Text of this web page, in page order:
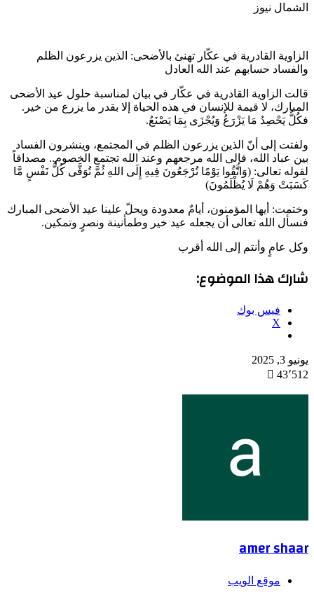
الشمال نيوز
الزاوية القادرية في عكّار تهنئ بالأضحى: الذين يزرعون الظلم
والفساد حسابهم عند الله العادل
قالت الزاوية القادرية في عكّار في بيان لمناسبة حلول عيد الأضحى
المبارك، لا قيمة للإنسان في هذه الحياة إلا بقدر ما يزرع من خير.
فكُلٌّ يَحْصِدُ مَا يَزْرَعُ وَيُجْزَى بِمَا يَصْنَعُ.
ولفتت إلى أنّ الذين يزرعون الظلم في المجتمع، وينشرون الفساد
بين عباد الله، فإلى الله مرجعهم وعند الله تجتمع الخصوم.. مصداقاً
لقوله تعالى: (وَاتَّقُوا يَوْمًا تُرْجَعُونَ فِيهِ إِلَى اللهِ ثُمَّ تُوَفَّى كُلُّ نَفْسٍ مَّا
كَسَبَتْ وَهُمْ لَا يُظْلَمُونَ)
وختمت: أيها المؤمنون، أيامٌ معدودة ويحلّ علينا عيد الأضحى المبارك
فنسأل الله تعالى أن يجعله عيد خير وطمأنينة ونصرٍ وتمكين.
وكل عامٍ وأنتم إلى الله أقرب
شارك هذا الموضوع:
فيس بوك
X
يونيو 3, 2025
43٬512
amer shaar
موقع الويب